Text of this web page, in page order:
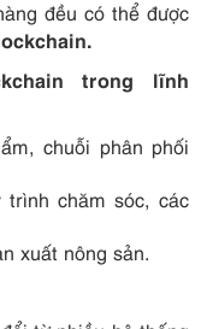
đều có thể được
.
trong lĩnh
chuỗi phân phối
chăm sóc, các
xuất nông sản.